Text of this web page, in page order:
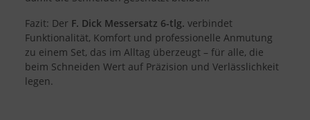
Fazit: Der F. Dick Messersatz 6-tlg. verbindet
Funktionalität, Komfort und professionelle Anmutung
zu einem Set, das im Alltag überzeugt – für alle, die
beim Schneiden Wert auf Präzision und Verlässlichkeit
legen.
Verwendung genauer Standortdaten
Endgeräteeigenschaften zur Identifikation aktiv abfragen